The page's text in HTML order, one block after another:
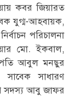
কবর জিয়ারত
যুগ্ম-আহবায়ক,
পরিচালনা
মো. ইকবাল,
আবুল মনছুর
সাধারণ
সদস্য আবু জাফর